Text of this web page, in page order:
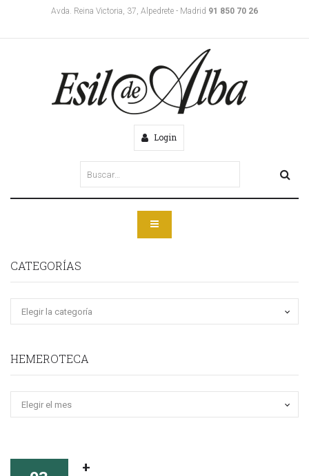
Avda. Reina Victoria, 37, Alpedrete - Madrid 91 850 70 26
Login
CATEGORÍAS
HEMEROTECA
+